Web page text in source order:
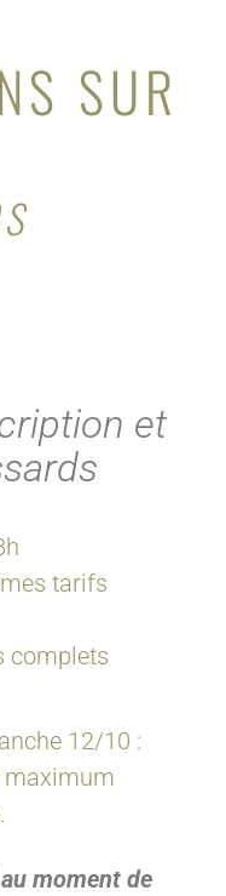
SUR
et
tarifs
complets
12/10 :
maximum
moment de